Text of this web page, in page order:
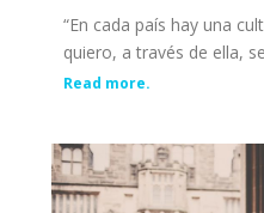
“En cada país hay una
quiero, a través de ella,
Read more.